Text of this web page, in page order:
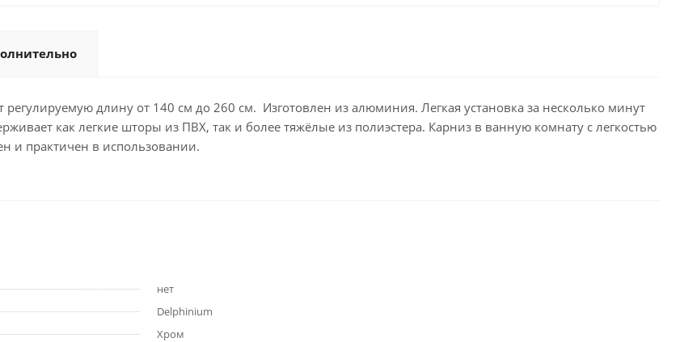
длину от 140 см до 260 см. Изготовлен из алюминия. Легкая установка за несколько минут
как легкие шторы из ПВХ, так и более тяжёлые из полиэстера. Карниз в ванную комнату с легкостью
и практичен в использовании.
нет
Delphinium
Хром